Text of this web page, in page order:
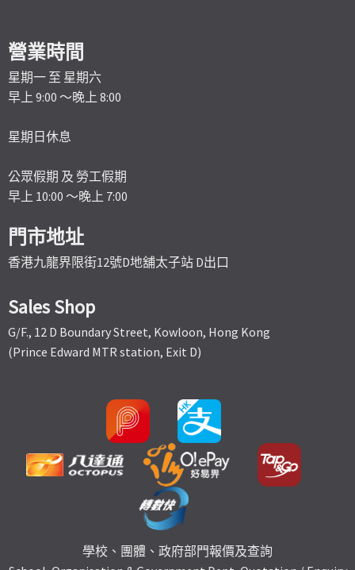
營業時間
星期一 至 星期六
早上 9:00 ～晚上 8:00
星期日休息
公眾假期 及 勞工假期
早上 10:00 ～晚上 7:00
門市地址
香港九龍界限街12號D地舖太子站 D出口
Sales Shop
G/F., 12 D Boundary Street, Kowloon, Hong Kong
(Prince Edward MTR station, Exit D)
學校、團體、政府部門報價及查詢